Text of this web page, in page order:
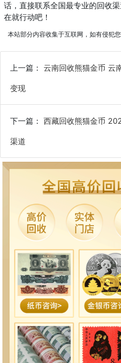
话，直接联系全国最专业的回收
在就行动吧！
本站部分内容收集于互联网，如有侵犯
上一篇： 云南回收熊猫金币 云
变现
下一篇： 西藏回收熊猫金币
渠道